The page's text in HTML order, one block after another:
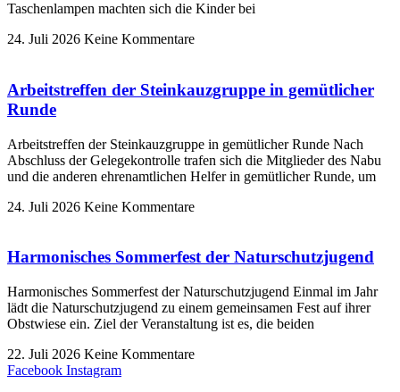
Taschenlampen machten sich die Kinder bei
24. Juli 2026 Keine Kommentare
Arbeitstreffen der Steinkauzgruppe in gemütlicher
Runde
Arbeitstreffen der Steinkauzgruppe in gemütlicher Runde Nach
Abschluss der Gelegekontrolle trafen sich die Mitglieder des Nabu
und die anderen ehrenamtlichen Helfer in gemütlicher Runde, um
24. Juli 2026 Keine Kommentare
Harmonisches Sommerfest der Naturschutzjugend
Harmonisches Sommerfest der Naturschutzjugend Einmal im Jahr
lädt die Naturschutzjugend zu einem gemeinsamen Fest auf ihrer
Obstwiese ein. Ziel der Veranstaltung ist es, die beiden
22. Juli 2026 Keine Kommentare
Facebook Instagram